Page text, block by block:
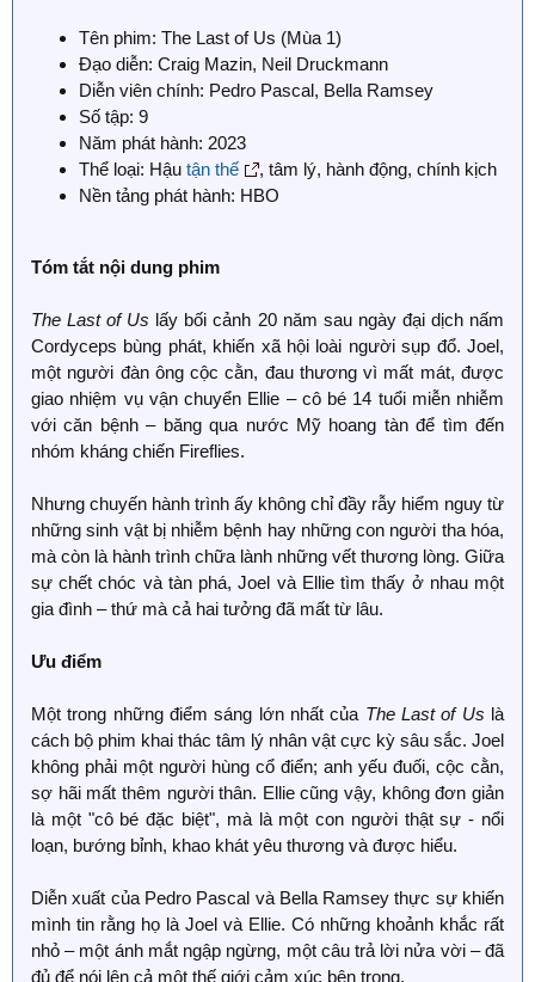
Tên phim: The Last of Us (Mùa 1)
Đạo diễn: Craig Mazin, Neil Druckmann
Diễn viên chính: Pedro Pascal, Bella Ramsey
Số tập: 9
Năm phát hành: 2023
Thể loại: Hậu tận thế
, tâm lý, hành động, chính kịch
Nền tảng phát hành: HBO
Tóm tắt nội dung phim
The Last of Us lấy bối cảnh 20 năm sau ngày đại dịch nấm
Cordyceps bùng phát, khiến xã hội loài người sụp đổ. Joel,
một người đàn ông cộc cằn, đau thương vì mất mát, được
giao nhiệm vụ vận chuyển Ellie – cô bé 14 tuổi miễn nhiễm
với căn bệnh – băng qua nước Mỹ hoang tàn để tìm đến
nhóm kháng chiến Fireflies.
Nhưng chuyến hành trình ấy không chỉ đầy rẫy hiểm nguy từ
những sinh vật bị nhiễm bệnh hay những con người tha hóa,
mà còn là hành trình chữa lành những vết thương lòng. Giữa
sự chết chóc và tàn phá, Joel và Ellie tìm thấy ở nhau một
gia đình – thứ mà cả hai tưởng đã mất từ lâu.
Ưu điểm
Một trong những điểm sáng lớn nhất của The Last of Us là
cách bộ phim khai thác tâm lý nhân vật cực kỳ sâu sắc. Joel
không phải một người hùng cổ điển; anh yếu đuối, cộc cằn,
sợ hãi mất thêm người thân. Ellie cũng vậy, không đơn giản
là một "cô bé đặc biệt", mà là một con người thật sự - nổi
loạn, bướng bỉnh, khao khát yêu thương và được hiểu.
Diễn xuất của Pedro Pascal và Bella Ramsey thực sự khiến
mình tin rằng họ là Joel và Ellie. Có những khoảnh khắc rất
nhỏ – một ánh mắt ngập ngừng, một câu trả lời nửa vời – đã
đủ để nói lên cả một thế giới cảm xúc bên trong.